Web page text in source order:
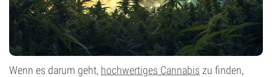
Wenn es darum geht, hochwertiges Cannabis zu finden,